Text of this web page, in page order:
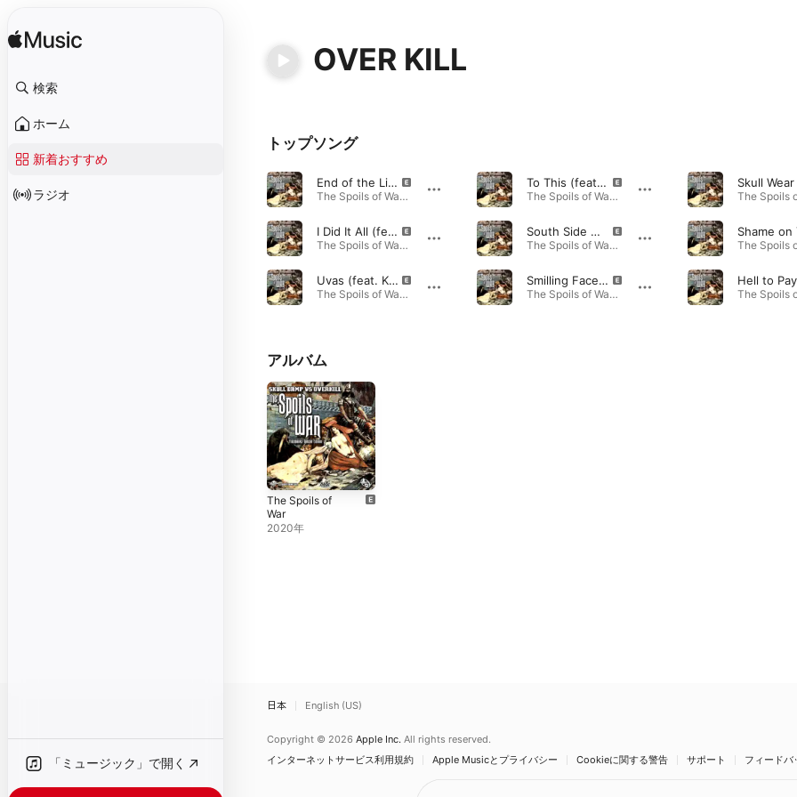
検索
ホーム
新着おすすめ
ラジオ
「ミュージック」で開く
OVER KILL
トップソング
End of the Line (feat. Dee The Great & Begotten Sinner)
The Spoils of War · 2020年
I Did It All (feat. Caspin, Dee The Great & Borracho)
The Spoils of War · 2020年
Uvas (feat. Krooked, Borracho & Begotten Sinner)
The Spoils of War · 2020年
To This (feat. Temper, Begotten Sinner, Caspin, Zorro & Dee The Great)
The Spoils of War · 2020年
South Side Hustle (feat. Zorro, Caspin, Chico Threat & Temper)
The Spoils of War · 2020年
Smilling Faces (feat. Dee The Great, Temper, Caspin & Begotten Sinner)
The Spoils of War · 2020年
アルバム
The Spoils of
War
2020年
日本 English (US)
Copyright © 2026 Apple Inc. All rights reserved.
インターネットサービス利用規約
Apple Musicとプライバシー Cookieに関する警告 サポート フィードバ